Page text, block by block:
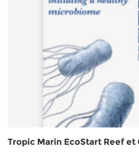
Tropic Marin EcoStart Reef et